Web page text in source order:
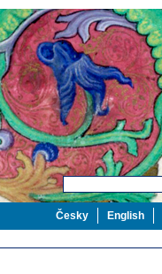
English
Česky